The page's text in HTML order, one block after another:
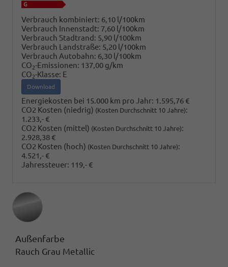
Verbrauch kombiniert: 6,10 l/100km
Verbrauch Innenstadt: 7,60 l/100km
Verbrauch Stadtrand: 5,90 l/100km
Verbrauch Landstraße: 5,20 l/100km
Verbrauch Autobahn: 6,30 l/100km
CO2-Emissionen: 137,00 g/km
CO2-Klasse: E
Download
Energiekosten bei 15.000 km pro Jahr: 1.595,76 €
CO2 Kosten (niedrig) (Kosten Durchschnitt 10 Jahre):
1.233,- €
CO2 Kosten (mittel) (Kosten Durchschnitt 10 Jahre):
2.928,38 €
CO2 Kosten (hoch) (Kosten Durchschnitt 10 Jahre):
4.521,- €
Jahressteuer: 119,- €
Außenfarbe
Rauch Grau Metallic